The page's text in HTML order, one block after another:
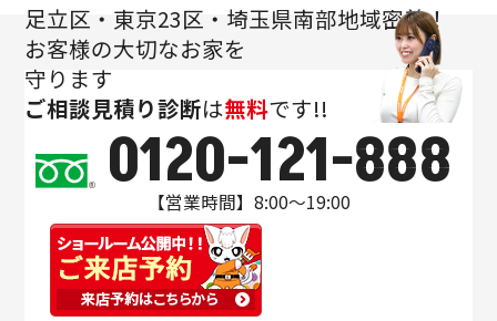
足立区・東京23区・埼玉県南部地域密着！
お客様の大切なお家を
守ります
ご相談見積り診断は無料です!!
0120-121-888
【営業時間】8:00～19:00